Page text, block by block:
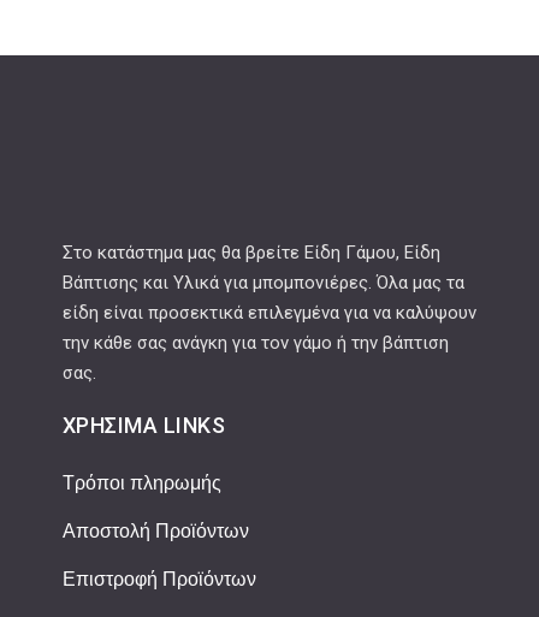
Στο κατάστημα μας θα βρείτε Είδη Γάμου, Είδη
Βάπτισης και Υλικά για μπομπονιέρες. Όλα μας τα
είδη είναι προσεκτικά επιλεγμένα για να καλύψουν
την κάθε σας ανάγκη για τον γάμο ή την βάπτιση
σας.
ΧΡΉΣΙΜΑ LINKS
Τρόποι πληρωμής
Αποστολή Προϊόντων
Επιστροφή Προϊόντων